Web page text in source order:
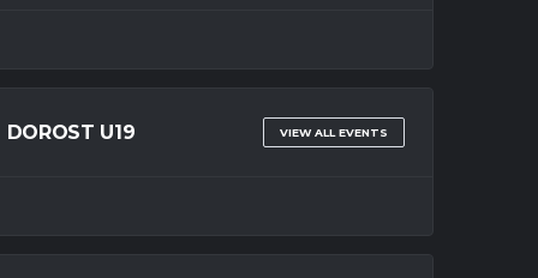
DOROST U19 VIEW ALL EVENTS